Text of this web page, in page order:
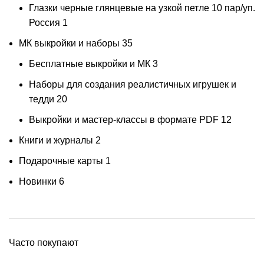
Глазки черные глянцевые на узкой петле 10 пар/уп.
Россия 1
МК выкройки и наборы 35
Бесплатные выкройки и МК 3
Наборы для создания реалистичных игрушек и
тедди 20
Выкройки и мастер-классы в формате PDF 12
Книги и журналы 2
Подарочные карты 1
Новинки 6
Часто покупают